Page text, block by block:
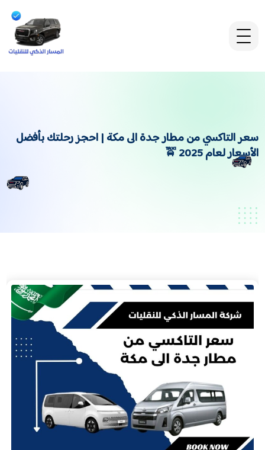
سعر التاكسي من مطار جدة الى مكة | احجز رحلتك بأفضل
الأسعار لعام 2025 🚖